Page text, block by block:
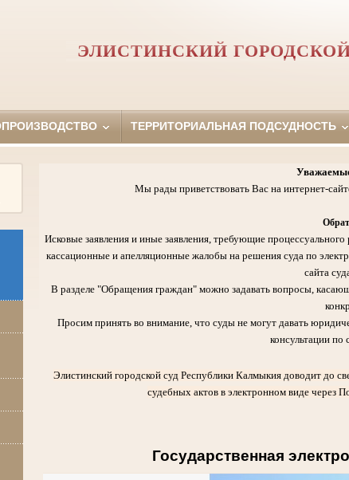
ЭЛИСТИНСКИЙ
ТЕРРИТОРИАЛЬНАЯ ПОДСУДНОСТЬ
Мы рады приветствовать Вас на интернет-
Исковые заявления и иные заявления, требующие
кассационные и апелляционные жалобы на решения суда по
сайта
В разделе "Обращения граждан" можно задавать вопросы,
Просим принять во внимание, что суды не могут давать
консультации по
Элистинский городской суд Республики Калмыкия доводит до
судебных актов в электронном виде через
Государственная